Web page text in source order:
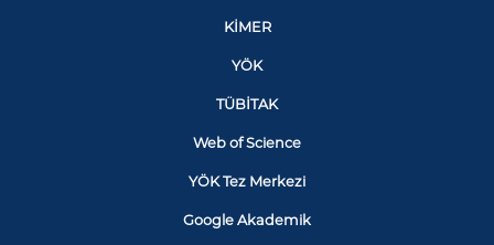
KİMER
YÖK
TÜBİTAK
Web of Science
YÖK Tez Merkezi
Google Akademik